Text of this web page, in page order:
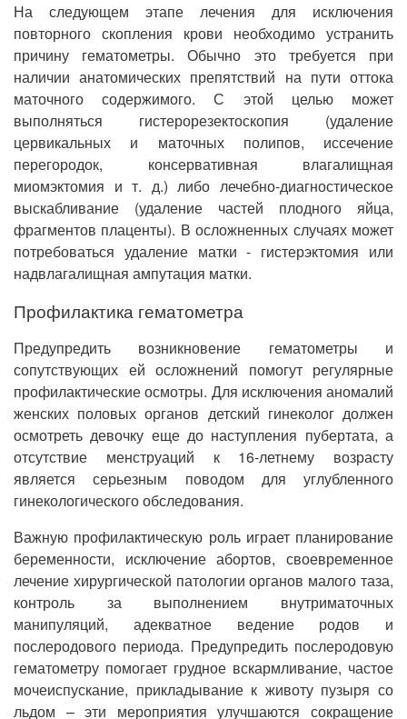
На следующем этапе лечения для исключения
повторного скопления крови необходимо устранить
причину гематометры. Обычно это требуется при
наличии анатомических препятствий на пути оттока
маточного содержимого. С этой целью может
выполняться гистерорезектоскопия (удаление
цервикальных и маточных полипов, иссечение
перегородок, консервативная влагалищная
миомэктомия и т. д.) либо лечебно-диагностическое
выскабливание (удаление частей плодного яйца,
фрагментов плаценты). В осложненных случаях может
потребоваться удаление матки - гистерэктомия или
надвлагалищная ампутация матки.
Профилактика гематометра
Предупредить возникновение гематометры и
сопутствующих ей осложнений помогут регулярные
профилактические осмотры. Для исключения аномалий
женских половых органов детский гинеколог должен
осмотреть девочку еще до наступления пубертата, а
отсутствие менструаций к 16-летнему возрасту
является серьезным поводом для углубленного
гинекологического обследования.
Важную профилактическую роль играет планирование
беременности, исключение абортов, своевременное
лечение хирургической патологии органов малого таза,
контроль за выполнением внутриматочных
манипуляций, адекватное ведение родов и
послеродового периода. Предупредить послеродовую
гематометру помогает грудное вскармливание, частое
мочеиспускание, прикладывание к животу пузыря со
льдом – эти мероприятия улучшаются сокращение